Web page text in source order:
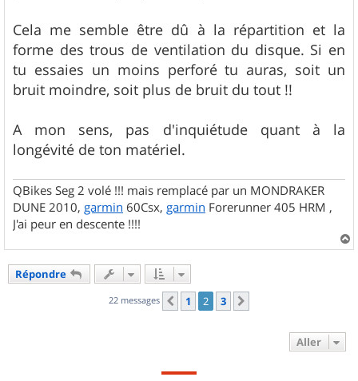
Cela me semble être dû à la répartition et la
forme des trous de ventilation du disque. Si en
tu essaies un moins perforé tu auras, soit un
bruit moindre, soit plus de bruit du tout !!
A mon sens, pas d'inquiétude quant à la
longévité de ton matériel.
QBikes Seg 2 volé !!! mais remplacé par un MONDRAKER
DUNE 2010, garmin 60Csx, garmin Forerunner 405 HRM ,
J'ai peur en descente !!!!
a
Répondre
22 messages Précédent
1 2 3
Aller